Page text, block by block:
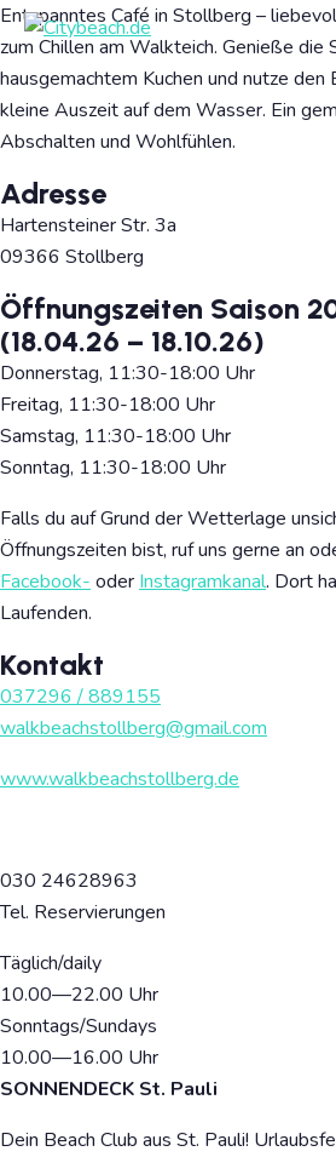
Entspanntes Café in Stollberg –
zum Chillen am Walkteich. Genieße die
hausgemachtem Kuchen und nutze
kleine Auszeit auf dem Wasser. Ein
Abschalten und Wohlfühlen.
Adresse
Hartensteiner Str. 3a
09366 Stollberg
Öffnungszeiten Saison
(18.04.26 – 18.10.26)
Donnerstag, 11:30-18:00 Uhr
Freitag, 11:30-18:00 Uhr
Samstag, 11:30-18:00 Uhr
Sonntag, 11:30-18:00 Uhr
Falls du auf Grund der Wetterlage
Öffnungszeiten bist, ruf uns gerne an
Facebook- oder Instagramkanal. Dort
Laufenden.
Kontakt
037296 / 889155
walkbeachstollberg@gmail.com
www.walkbeachstollberg.de
030 24628963
Tel. Reservierungen
Täglich/daily
10.00—22.00 Uhr
Sonntags/Sundays
10.00—16.00 Uhr
SONNENDECK St. Pauli
Dein Beach Club aus St. Pauli!